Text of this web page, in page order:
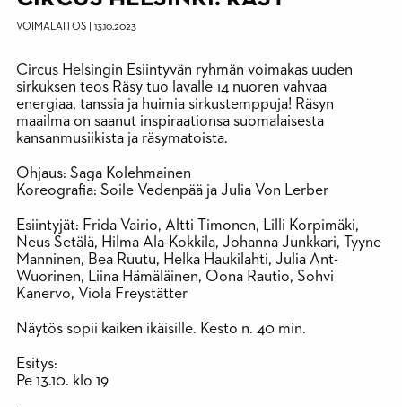
VOIMALAITOS 13.10.2023
Circus Helsingin Esiintyvän ryhmän voimakas uuden
sirkuksen teos Räsy tuo lavalle 14 nuoren vahvaa
energiaa, tanssia ja huimia sirkustemppuja! Räsyn
maailma on saanut inspiraationsa suomalaisesta
kansanmusiikista ja räsymatoista.
Ohjaus: Saga Kolehmainen
Koreografia: Soile Vedenpää ja Julia Von Lerber
Esiintyjät: Frida Vairio, Altti Timonen, Lilli Korpimäki,
Neus Setälä, Hilma Ala-Kokkila, Johanna Junkkari, Tyyne
Manninen, Bea Ruutu, Helka Haukilahti, Julia Ant-
Wuorinen, Liina Hämäläinen, Oona Rautio, Sohvi
Kanervo, Viola Freystätter
Näytös sopii kaiken ikäisille. Kesto n. 40 min.
Esitys:
Pe 13.10. klo 19